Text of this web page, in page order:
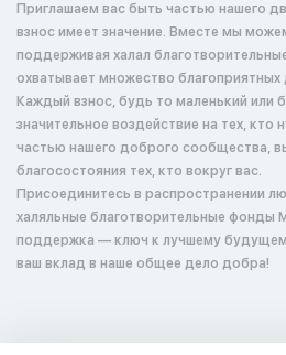
Приглашаем вас быть частью нашего
взнос имеет значение. Вместе мы
поддерживая халал
охватывает множество благоприятных
Каждый взнос, будь то маленький или
значительное воздействие на тех,
частью нашего доброго сообщества,
благосостояния тех, кто вокруг вас.
Присоединитесь в распространении
халяльные благотворительные фонды
поддержка — ключ к лучшему
ваш вклад в наше общее дело добра!